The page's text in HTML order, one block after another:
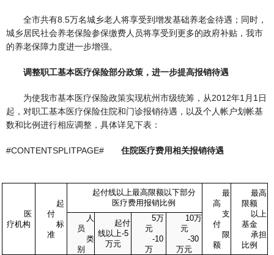
全市共有8.5万名城乡老人将享受到增发基础养老金待遇；同时，
城乡居民社会养老保险参保缴费人员将享受到更多的政府补贴，我市
的养老保障力度进一步增强。
调整职工基本医疗保险部分政策，进一步提高报销待遇
为使我市基本医疗保险政策实现杭州市级统筹，从2012年1月1日
起，对职工基本医疗保险住院和门诊报销待遇，以及个人帐户划帐基
数和比例进行相应调整，具体详见下表：
#CONTENTSPLITPAGE# 住院医疗费用相关报销待遇
医
疗机构
起
付
标
准
起付线以上最高限额以下部分
医疗费用报销比例
最
高
支
付
限
额
最高
限额
以上
基金
承担
比例
人
员
类
别
起付
线以上-5
万元
5万
元
-10
万
10万
元
-30
万元